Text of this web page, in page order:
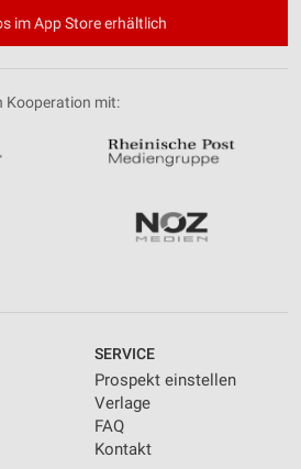
im App Store erhältlich
Kooperation mit:
SERVICE
Prospekt einstellen
Verlage
FAQ
Kontakt